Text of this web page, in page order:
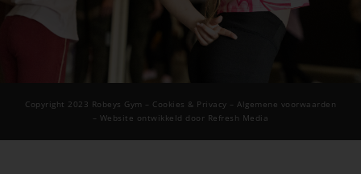
Copyright 2023 Robeys Gym – Cookies & Privacy – Algemene voorwaarden
– Website ontwikkeld door Refresh Media